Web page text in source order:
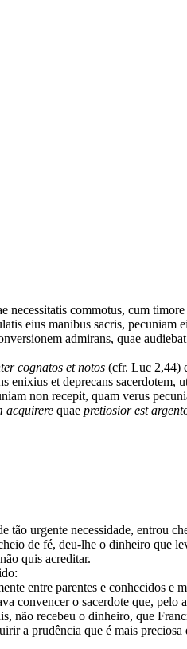
necessitatis commotus, cum
eius manibus sacris,
admirans, quae
cognatos et notos (cfr. Luc 2,44)
enixius et deprecans sacerdotem,
non recepit, quam verus
acquirere quae pretiosior est
urgente necessidade, entrou
de fé, deu-lhe o dinheiro que
quis acreditar.
entre parentes e conhecidos e
convencer o sacerdote que,
não recebeu o dinheiro, que
a prudência que é mais